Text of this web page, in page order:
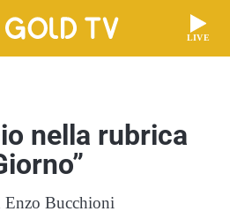
LIVE
nella rubrica
Bucchioni